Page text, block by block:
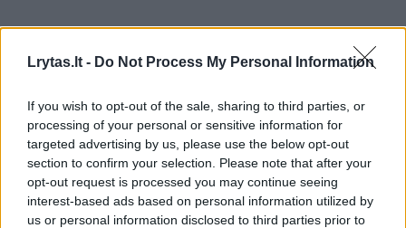
Lrytas.lt - Do Not Process My Personal Information
If you wish to opt-out of the sale, sharing to third parties, or
processing of your personal or sensitive information for
targeted advertising by us, please use the below opt-out
section to confirm your selection. Please note that after your
opt-out request is processed you may continue seeing
interest-based ads based on personal information utilized by
us or personal information disclosed to third parties prior to
– Nepaisant visko, mes laikomės savo plano,
intensyviai ruošiamės šiems išbandymams ir
esame pasiruošę viskam, ką kitų metų
Dakaras mums pasiūlys.“
Dakaras Antanas Juknevičius
visureigiai